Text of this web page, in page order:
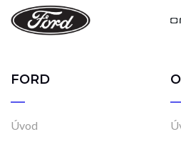
FORD
Úvod